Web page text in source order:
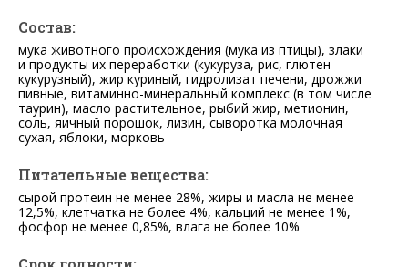
Состав:
мука животного происхождения (мука из птицы), злаки
и продукты их переработки (кукуруза, рис, глютен
кукурузный), жир куриный, гидролизат печени, дрожжи
пивные, витаминно-минеральный комплекс (в том числе
таурин), масло растительное, рыбий жир, метионин,
соль, яичный порошок, лизин, сыворотка молочная
сухая, яблоки, морковь
Питательные вещества:
сырой протеин не менее 28%, жиры и масла не менее
12,5%, клетчатка не более 4%, кальций не менее 1%,
фосфор не менее 0,85%, влага не более 10%